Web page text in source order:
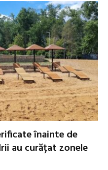
înainte de
au curățat zonele